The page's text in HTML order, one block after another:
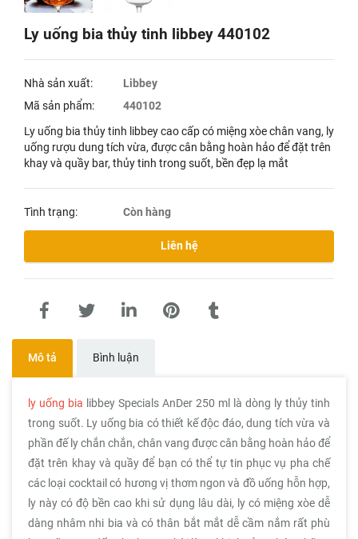
Ly uống bia thủy tinh libbey 440102
Nhà sản xuất:
Libbey
Mã sản phẩm:
440102
Ly uống bia thủy tinh libbey cao cấp có miệng xòe chân vang, ly
uống rượu dung tích vừa, được cân bằng hoàn hảo để đặt trên
khay và quầy bar, thủy tinh trong suốt, bền đẹp lạ mắt
Tình trạng: Còn hàng
Liên hệ
Mô tả Bình luận
ly uống bia libbey Specials AnDer 250 ml là dòng ly thủy tinh
trong suốt. Ly uống bia có thiết kế độc đáo, dung tích vừa và
phần đế ly chắn chắn, chân vang được cân bằng hoàn hảo để
đặt trên khay và quầy để bạn có thể tự tin phục vụ pha chế
các loại cocktail có hương vị thơm ngon và đồ uống hỗn hợp,
ly này có độ bền cao khi sử dụng lâu dài, ly có miệng xòe dễ
dàng nhâm nhi bia và có thân bắt mắt dễ cầm nắm rất phù